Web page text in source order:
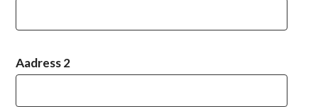
Aadress 2